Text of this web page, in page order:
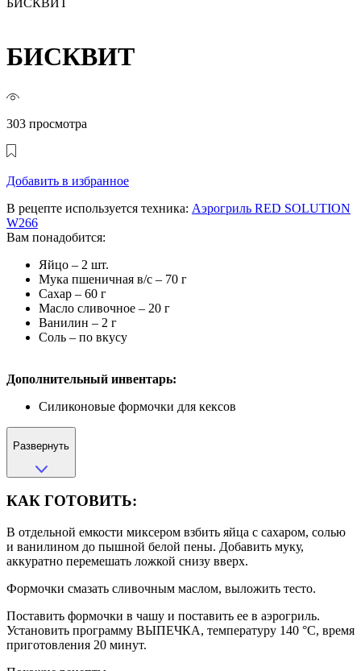
БИСКВИТ
БИСКВИТ
303 просмотра
Добавить в избранное
В рецепте используется техника: Аэрогриль RED SOLUTION
W266
Вам понадобится:
Яйцо – 2 шт.
Мука пшеничная в/с – 70 г
Сахар – 60 г
Масло сливочное – 20 г
Ванилин – 2 г
Соль – по вкусу
Дополнительный инвентарь:
Силиконовые формочки для кексов
Развернуть
КАК ГОТОВИТЬ:
В отдельной емкости миксером взбить яйца с сахаром, солью
и ванилином до пышной белой пены. Добавить муку,
аккуратно перемешать ложкой снизу вверх.
Формочки смазать сливочным маслом, выложить тесто.
Поставить формочки в чашу и поставить ее в аэрогриль.
Установить программу ВЫПЕЧКА, температуру 140 °С, время
приготовления 20 минут.